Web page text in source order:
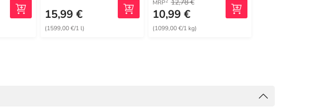
15,99 €
(1599,00 €/1 l)
MRP
12,78 €
10,99 €
(1099,00 €/1 kg)